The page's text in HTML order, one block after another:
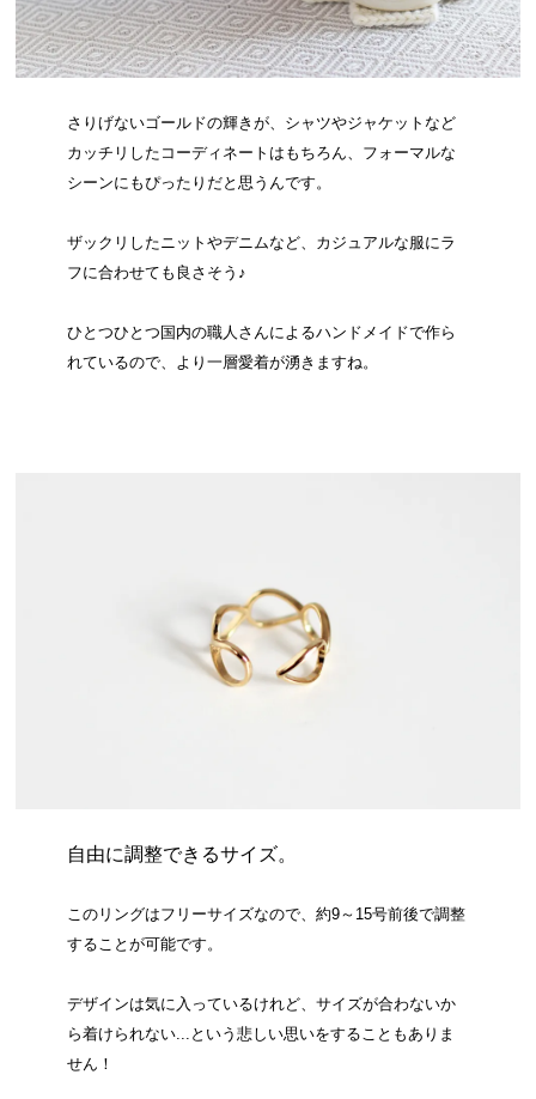
さりげないゴールドの輝きが、シャツやジャケットなど
カッチリしたコーディネートはもちろん、フォーマルな
シーンにもぴったりだと思うんです。
ザックリしたニットやデニムなど、カジュアルな服にラ
フに合わせても良さそう♪
ひとつひとつ国内の職人さんによるハンドメイドで作ら
れているので、より一層愛着が湧きますね。
自由に調整できるサイズ。
このリングはフリーサイズなので、約9～15号前後で調整
することが可能です。
デザインは気に入っているけれど、サイズが合わないか
ら着けられない...という悲しい思いをすることもありま
せん！